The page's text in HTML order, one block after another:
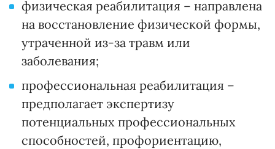
физическая реабилитация – направлена
на восстановление физической формы,
утраченной из-за травм или
заболевания;
профессиональная реабилитация –
предполагает экспертизу
потенциальных профессиональных
способностей, профориентацию,